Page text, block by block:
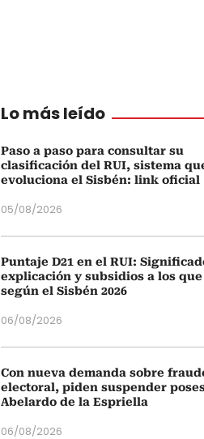
Lo más leído
Paso a paso para consultar su
clasificación del RUI, sistema
evoluciona el Sisbén: link oficial
05/08/2026
Puntaje D21 en el RUI:
explicación y subsidios a los
según el Sisbén 2026
06/08/2026
Con nueva demanda sobre
electoral, piden suspender
Abelardo de la Espriella
06/08/2026